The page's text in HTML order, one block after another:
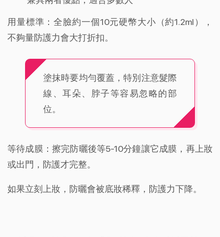
用量標準：全臉約一個10元硬幣大小（約1.2ml），
不夠量防護力會大打折扣。
塗抹時要均勻覆蓋，特別注意髮際
線、耳朵、脖子等容易忽略的部
位。
等待成膜：擦完防曬後等5-10分鐘讓它成膜，再上妝
或出門，防護才完整。
如果立刻上妝，防曬會被底妝稀釋，防護力下降。